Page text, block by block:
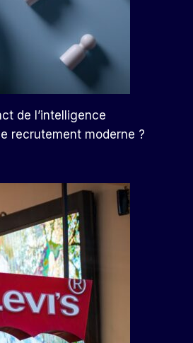
de l’intelligence
recrutement moderne ?